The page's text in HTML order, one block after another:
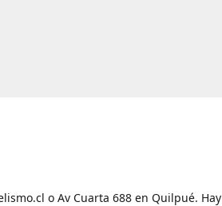
o Av Cuarta 688 en Quilpué. Hay